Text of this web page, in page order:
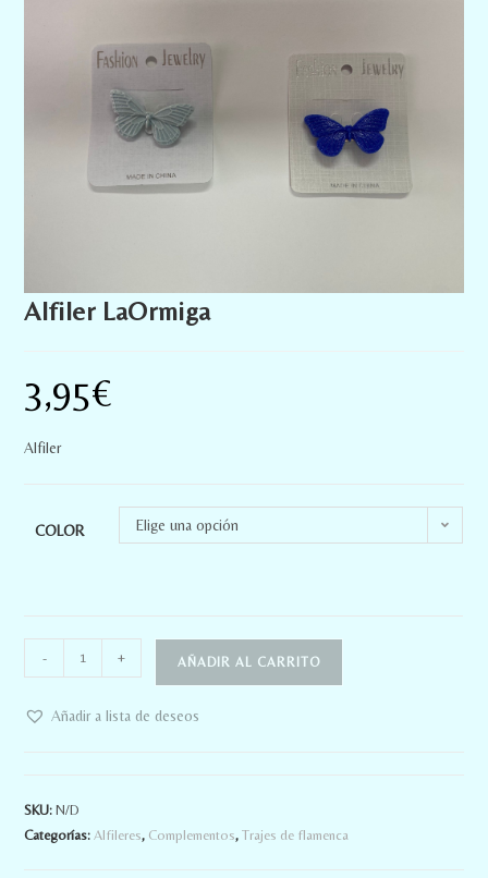
Alfiler LaOrmiga
3,95€
Alfiler
COLOR Elige una opción
- + AÑADIR AL CARRITO
Añadir a lista de deseos
SKU:N/D
Categorías:Alfileres, Complementos,Trajes de flamenca